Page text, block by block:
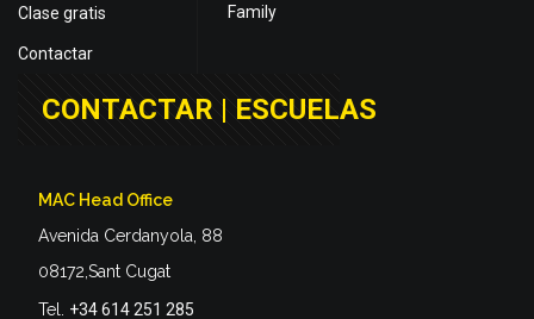
Clase gratis
Contactar
Family
CONTACTAR | ESCUELAS
MAC Head Office
Avenida Cerdanyola, 88
08172,Sant Cugat
Tel. +34 614 251 285